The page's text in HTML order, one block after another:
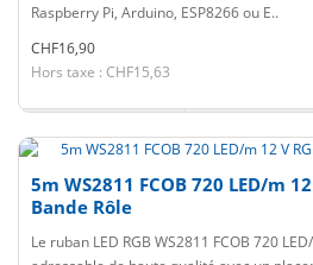
Raspberry Pi, Arduino, ESP8266 ou E..
CHF16,90
Hors taxe : CHF15,63
5m WS2811 FCOB 720 LED/m
Bande Rôle
Le ruban LED RGB WS2811 FCOB 720